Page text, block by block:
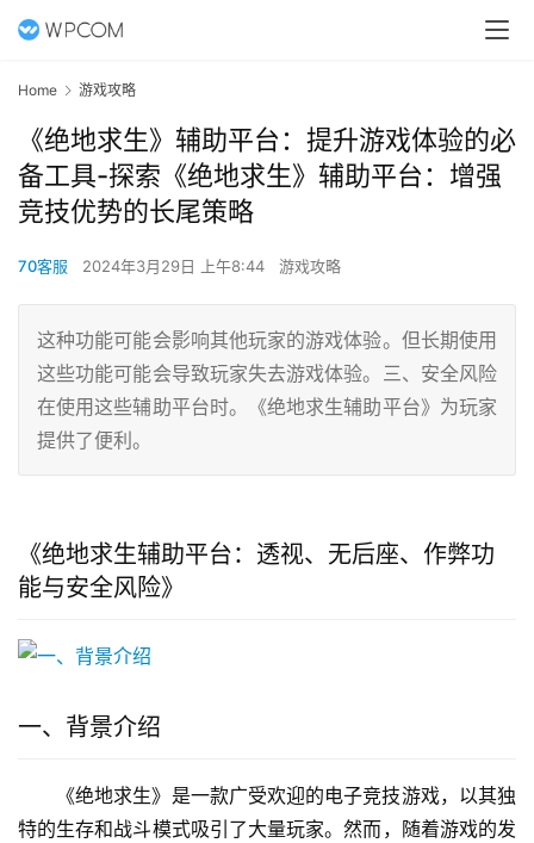
Home 游戏攻略
《绝地求生》辅助平台：提升游戏体验的必
备工具-探索《绝地求生》辅助平台：增强
竞技优势的长尾策略
70客服 2024年3月29日 上午8:44 游戏攻略
这种功能可能会影响其他玩家的游戏体验。但长期使用
这些功能可能会导致玩家失去游戏体验。三、安全风险
在使用这些辅助平台时。《绝地求生辅助平台》为玩家
提供了便利。
《绝地求生辅助平台：透视、无后座、作弊功
能与安全风险》
一、背景介绍
《绝地求生》是一款广受欢迎的电子竞技游戏，以其独
特的生存和战斗模式吸引了大量玩家。然而，随着游戏的发